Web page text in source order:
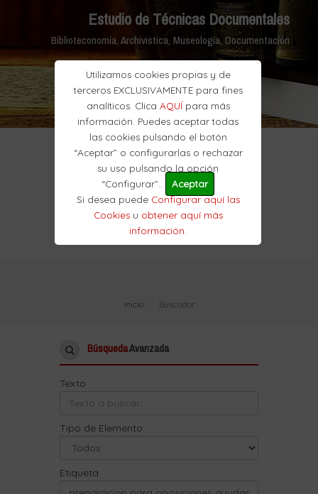
Utilizamos cookies propias y de
terceros EXCLUSIVAMENTE para fines
analíticos. Clica AQUÍpara más
información. Puedes aceptar todas
las cookies pulsando el botón
“Aceptar” o configurarlas o rechazar
su uso pulsando la opción
“Configurar”..
Aceptar
Si desea puede Configurar aquí las
Cookiesu obtener aquí más
información.
Estudio de Técnicas Documentales
Biblioteconomía, Archivistica, Museología, Documentación
Inicio Buscador
BúsquedaAvanzada
Texto
Tipo de Elemento
Etiqueta